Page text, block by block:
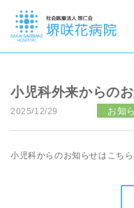
2025/12/29 お知
小児科外来からの
小児科からのお知らせはこちら